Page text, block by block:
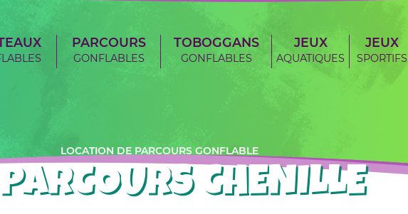
PARCOURS
GONFLABLES
TOBOGGANS
GONFLABLES
JEUX
AQUATIQUES
JEUX
SPORTIFS
LOCATION DE PARCOURS GONFLABLE
CHENILLE